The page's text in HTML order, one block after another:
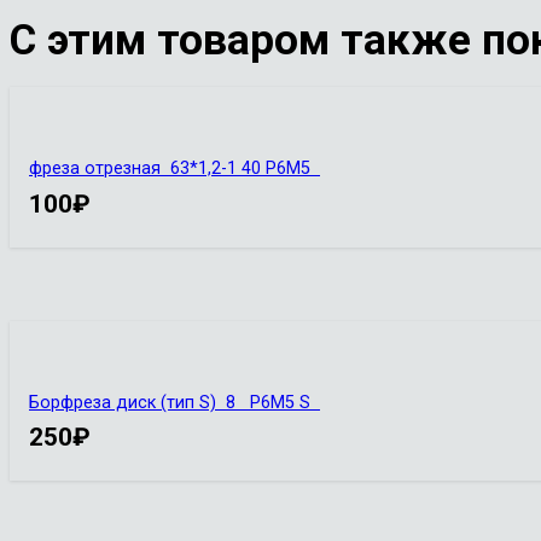
С этим товаром также
фреза отрезная 63*1,2-1 40 Р6М5
100₽
Борфреза диск (тип S) 8 Р6М5 S
250₽